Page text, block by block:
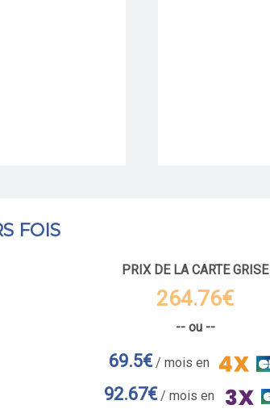
FOIS
PRIX DE LA CARTE GRISE
264.76€
-- ou --
69.5€/ mois en
92.67€/ mois en